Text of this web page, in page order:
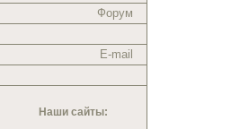
Форум
E-mail
Наши сайты: